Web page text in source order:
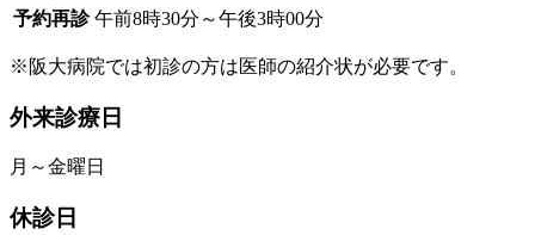
予約再診 午前8時30分～午後3時00分
※阪大病院では初診の方は医師の紹介状が必要です。
外来診療日
月～金曜日
休診日